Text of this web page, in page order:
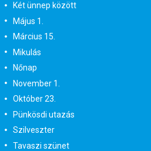
Két ünnep között
Május 1.
Március 15.
Mikulás
Nőnap
November 1.
Október 23.
Pünkösdi utazás
Szilveszter
Tavaszi szünet